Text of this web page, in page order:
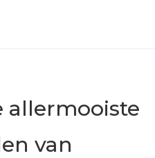
allermooiste
van